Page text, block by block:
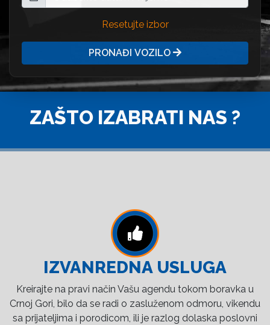
Resetujte izbor
PRONAĐI VOZILO
ZAŠTO IZABRATI NAS ?
IZVANREDNA USLUGA
Kreirajte na pravi način Vašu agendu tokom boravka u
Crnoj Gori, bilo da se radi o zasluženom odmoru, vikendu
sa prijateljima i porodicom, ili je razlog dolaska poslovni